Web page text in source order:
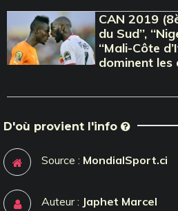
CAN 2019
du Sud’’,
‘‘Mali-Côte
dominent les
D'où provient l'info
Source : MondialSport.ci
Auteur : Japhet Marcel